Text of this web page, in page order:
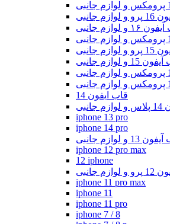
جانبی
۱۶ و لوازم جانبی
جانبی
15 و لوازم جانبی
قاب ایفون 14
iphone 13 pro
iphone 14 pro
13 و لوازم جانبی
iphone 12 pro max
12 iphone
جانبی
iphone 11 pro max
iphone 11
iphone 11 pro
iphone 7 / 8